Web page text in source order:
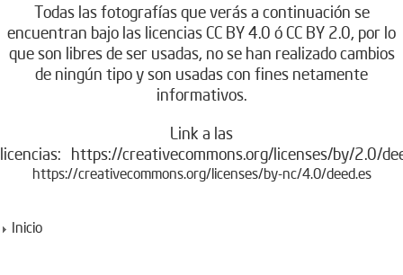
Todas las fotografías que verás a continuación se
encuentran bajo las licencias CC BY 4.0 ó CC BY 2.0, por lo
que son libres de ser usadas, no se han realizado cambios
de ningún tipo y son usadas con fines netamente
informativos.
Link a las
licencias: https://creativecommons.org/licenses/by/2.0/
https://creativecommons.org/licenses/by-nc/4.0/deed.es
Inicio